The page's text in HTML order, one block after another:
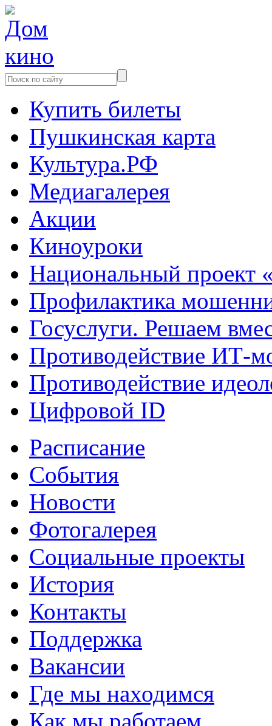
Купить билеты
Пушкинская карта
Культура.РФ
Медиагалерея
Акции
Киноуроки
Национальный проект
Профилактика
Госуслуги. Решаем
Противодействие ИТ-
Противодействие
Цифровой ID
Расписание
События
Новости
Фотогалерея
Социальные проекты
История
Контакты
Поддержка
Вакансии
Где мы находимся